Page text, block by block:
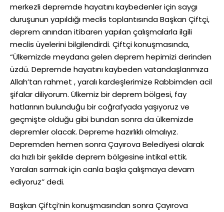
merkezli depremde hayatını kaybedenler için saygı
duruşunun yapıldığı meclis toplantısında Başkan Çiftçi,
deprem anından itibaren yapılan çalışmalarla ilgili
meclis üyelerini bilgilendirdi. Çiftçi konuşmasında,
“Ülkemizde meydana gelen deprem hepimizi derinden
üzdü. Depremde hayatını kaybeden vatandaşlarımıza
Allah’tan rahmet , yaralı kardeşlerimize Rabbimden acil
şifalar diliyorum. Ülkemiz bir deprem bölgesi, fay
hatlarının bulunduğu bir coğrafyada yaşıyoruz ve
geçmişte olduğu gibi bundan sonra da ülkemizde
depremler olacak. Depreme hazırlıklı olmalıyız.
Depremden hemen sonra Çayırova Belediyesi olarak
da hızlı bir şekilde deprem bölgesine intikal ettik.
Yaraları sarmak için canla başla çalışmaya devam
ediyoruz’’ dedi.
Başkan Çiftçi’nin konuşmasından sonra Çayırova